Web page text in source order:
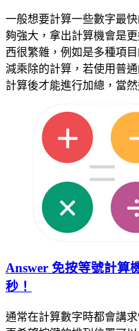
一般想要計算一些數字最
夠強大，拿出計算機會是
西很繁雜，例如是多種項
減乘除的計算，若使用普
計算後才能進行加總，當
Answer 免按等號計算
秒！
通常在計算數字時都會講